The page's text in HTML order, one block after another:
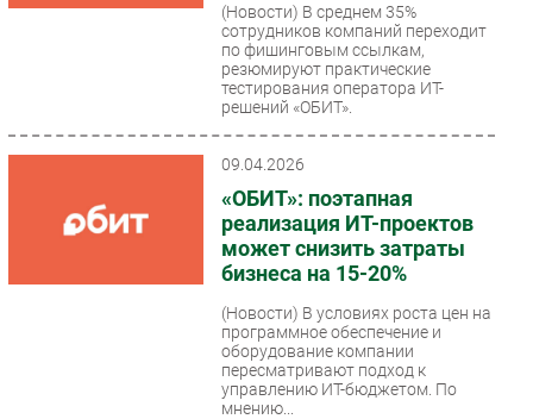
(Новости) В среднем 35%
сотрудников компаний переходит
по фишинговым ссылкам,
резюмируют практические
тестирования оператора ИТ-
решений «ОБИТ».
09.04.2026
«ОБИТ»: поэтапная
реализация ИТ-проектов
может снизить затраты
бизнеса на 15-20%
(Новости) В условиях роста цен на
программное обеспечение и
оборудование компании
пересматривают подход к
управлению ИТ-бюджетом. По
мнению...